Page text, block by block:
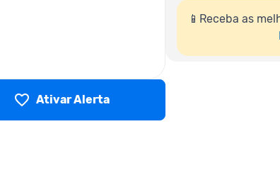
Ativar Alerta
📱Receba as